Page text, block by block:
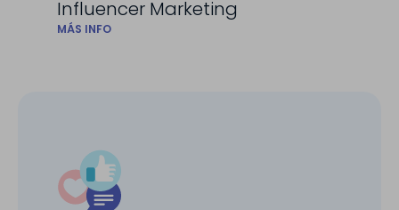
Influencer Marketing
MÁS INFO